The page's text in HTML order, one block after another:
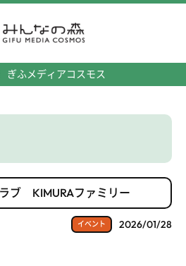
ぎふメディアコスモス
ブ KIMURAファミリー
イベント 2026/01/28